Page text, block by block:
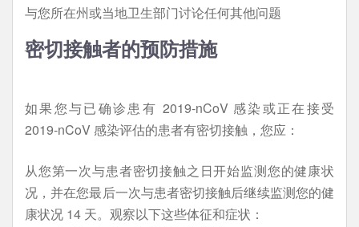
与您所在州或当地卫生部门讨论任何其他问题
密切接触者的预防措施
如果您与已确诊患有 2019-nCoV 感染或正在接受
2019-nCoV 感染评估的患者有密切接触，您应：
从您第一次与患者密切接触之日开始监测您的健康状
况，并在您最后一次与患者密切接触后继续监测您的健
康状况 14 天。观察以下这些体征和症状：